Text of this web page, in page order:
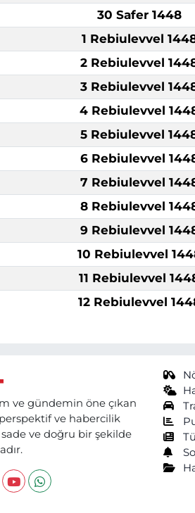
30 Safer 1448
1 Rebiulevvel
2 Rebiulevvel
3 Rebiulevvel
4 Rebiulevvel
5 Rebiulevvel
6 Rebiulevvel
7 Rebiulevvel
8 Rebiulevvel
9 Rebiulevvel
10 Rebiulevvel
11 Rebiulevvel
12 Rebiulevvel
ve gündemin öne çıkan
perspektif ve habercilik
sade ve doğru bir şekilde